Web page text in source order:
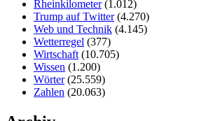
Rheinkilometer(1.012)
Trump auf Twitter(4.270)
Web und Technik (4.145)
Wetterregel (377)
Wirtschaft(10.705)
Wissen (1.200)
Wörter(25.559)
Zahlen (20.063)